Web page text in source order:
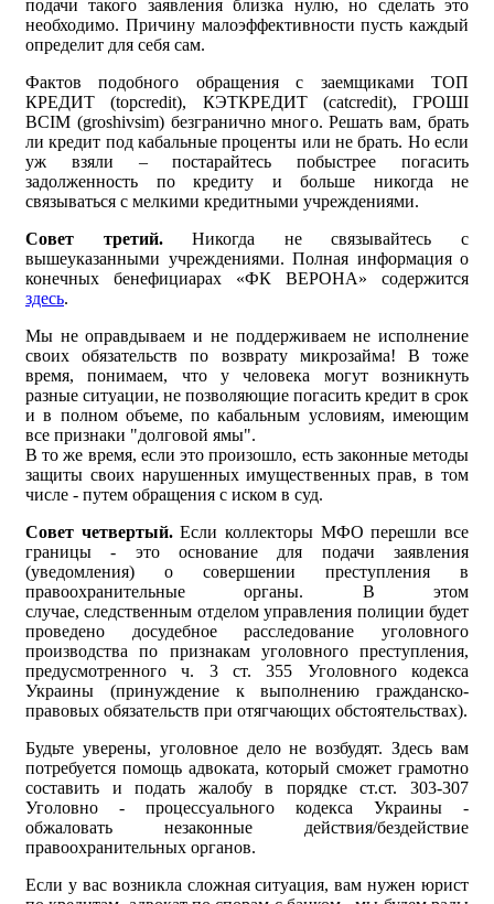
подачи такого заявления близка нулю, но сделать это
необходимо. Причину малоэффективности пусть каждый
определит для себя сам.
Фактов подобного обращения с заемщиками ТОП
КРЕДИТ (topcredit), КЭТКРЕДИТ (catcredit), ГРОШІ
ВСІМ (groshivsim) безгранично много. Решать вам, брать
ли кредит под кабальные проценты или не брать. Но если
уж взяли – постарайтесь побыстрее погасить
задолженность по кредиту и больше никогда не
связываться с мелкими кредитными учреждениями.
Совет третий.Никогда не связывайтесь с
вышеуказанными учреждениями. Полная информация о
конечных бенефициарах «ФК ВЕРОНА» содержится
здесь.
Мы не оправдываем и не поддерживаем не исполнение
своих обязательств по возврату микрозайма! В тоже
время, понимаем, что у человека могут возникнуть
разные ситуации, не позволяющие погасить кредит в срок
и в полном объеме, по кабальным условиям, имеющим
все признаки "долговой ямы".
В то же время, если это произошло, есть законные методы
защиты своих нарушенных имущественных прав, в том
числе - путем обращения с иском в суд.
Совет четвертый.Если коллекторы МФО перешли все
границы - это основание для подачи заявления
(уведомления) о совершении преступления в
правоохранительные органы. В этом
случае, следственным отделом управления полиции будет
проведено досудебное расследование уголовного
производства по признакам уголовного преступления,
предусмотренного ч. 3 ст. 355 Уголовного кодекса
Украины (принуждение к выполнению гражданско-
правовых обязательств при отягчающих обстоятельствах).
Будьте уверены, уголовное дело не возбудят. Здесь вам
потребуется помощь адвоката, который сможет грамотно
составить и подать жалобу в порядке ст.ст. 303-307
Уголовно - процессуального кодекса Украины -
обжаловать незаконные действия/бездействие
правоохранительных органов.
Если у вас возникла сложная ситуация, вам нужен юрист